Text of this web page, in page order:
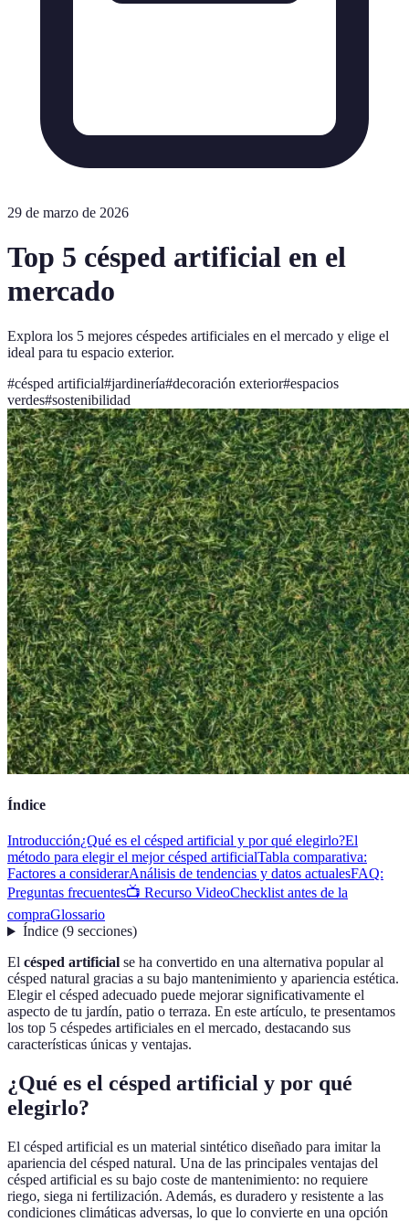
29 de marzo de 2026
Top 5 césped artificial en el
mercado
Explora los 5 mejores céspedes artificiales en el mercado y elige el
ideal para tu espacio exterior.
#césped artificial#jardinería#decoración exterior#espacios
verdes#sostenibilidad
Índice
Introducción¿Qué es el césped artificial y por qué elegirlo?El
método para elegir el mejor césped artificialTabla comparativa:
Factores a considerarAnálisis de tendencias y datos actualesFAQ:
Preguntas frecuentes📺 Recurso VideoChecklist antes de la
compraGlossario
Índice(9 secciones)
El césped artificial se ha convertido en una alternativa popular al
césped natural gracias a su bajo mantenimiento y apariencia estética.
Elegir el césped adecuado puede mejorar significativamente el
aspecto de tu jardín, patio o terraza. En este artículo, te presentamos
los top 5 céspedes artificiales en el mercado, destacando sus
características únicas y ventajas.
¿Qué es el césped artificial y por qué
elegirlo?
El césped artificial es un material sintético diseñado para imitar la
apariencia del césped natural. Una de las principales ventajas del
césped artificial es su bajo coste de mantenimiento: no requiere
riego, siega ni fertilización. Además, es duradero y resistente a las
condiciones climáticas adversas, lo que lo convierte en una opción